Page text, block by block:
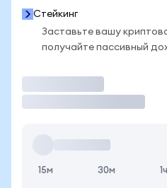
Стейкинг
Заставьте вашу
получайте пассивный
15м 30м 1ч